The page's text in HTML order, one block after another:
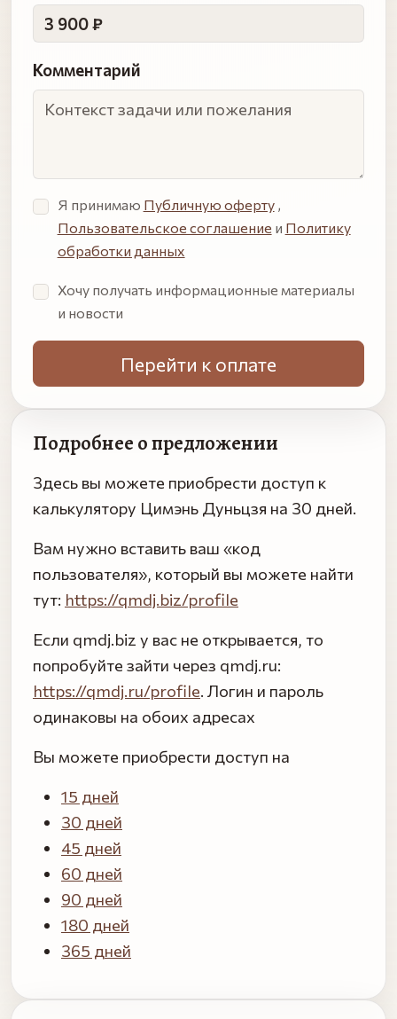
Подробнее о предложении
Здесь вы можете приобрести доступ к
калькулятору Цимэнь Дуньцзя на 30 дней.
Вам нужно вставить ваш «код
пользователя», который вы можете найти
тут: https://qmdj.biz/profile
Если qmdj.biz у вас не открывается, то
попробуйте зайти через qmdj.ru:
https://qmdj.ru/profile. Логин и пароль
одинаковы на обоих адресах
Вы можете приобрести доступ на
15 дней
30 дней
45 дней
60 дней
90 дней
180 дней
365 дней
3 900 ₽
Комментарий
Я принимаю Публичную оферту,
Пользовательское соглашение и Политику
обработки данных
Хочу получать информационные материалы
и новости